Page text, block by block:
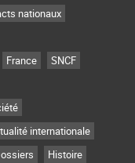
nationaux
France
SNCF
internationale
Histoire